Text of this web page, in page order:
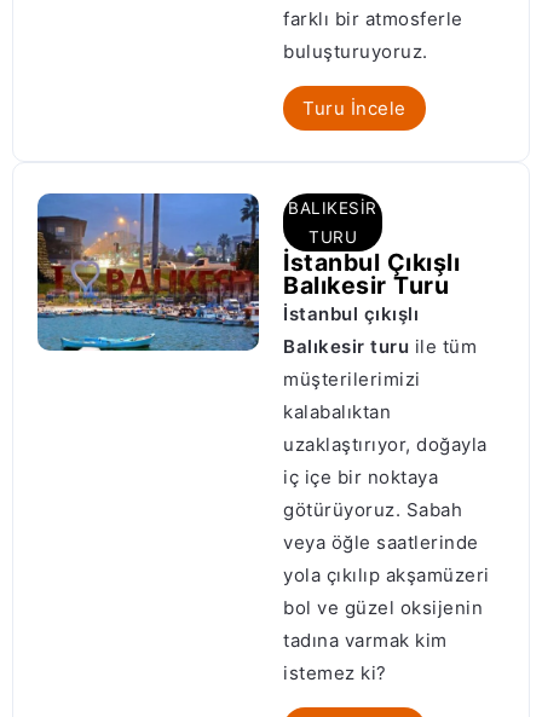
farklı bir atmosferle
buluşturuyoruz.
Turu İncele
BALIKESIR
TURU
İstanbul Çıkışlı
Balıkesir Turu
İstanbul çıkışlı
Balıkesir turu ile tüm
müşterilerimizi
kalabalıktan
uzaklaştırıyor, doğayla
iç içe bir noktaya
götürüyoruz. Sabah
veya öğle saatlerinde
yola çıkılıp akşamüzeri
bol ve güzel oksijenin
tadına varmak kim
istemez ki?